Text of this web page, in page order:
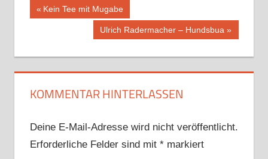
Beitragsnavigation
Vorheriger
Kein Tee mit Mugabe
Nächster
Ulrich Radermacher – Hundsbua
KOMMENTAR HINTERLASSEN
Deine E-Mail-Adresse wird nicht veröffentlicht.
Erforderliche Felder sind mit *markiert